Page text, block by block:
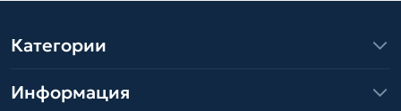
Категории
Информация